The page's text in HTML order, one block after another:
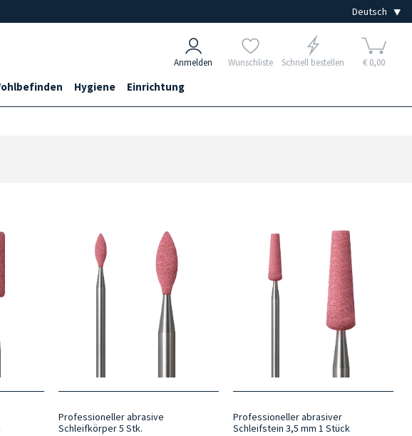
Anmelden Wunschliste Schnell bestellen € 0,00
Hygiene Einrichtung
Professioneller abrasive
Schleifkörper 5 Stk.
Professioneller abrasiver
Schleifstein 3,5 mm 1 Stück